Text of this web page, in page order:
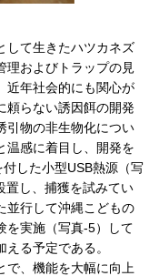
して生きたハツカネズ
理およびトラップの見
近年社会的にも関心が
頼らない誘因餌の開発
引物の非生物化につい
温感に着目し、開発を
した小型USB熱源（写
置し、捕獲を試みてい
並行して沖縄こどもの
を実施（写真-5）して
る予定である。
で、機能を大幅に向上